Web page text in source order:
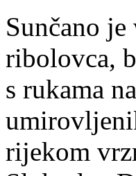
Sunčano
ribolovca,
s rukama
rijekom